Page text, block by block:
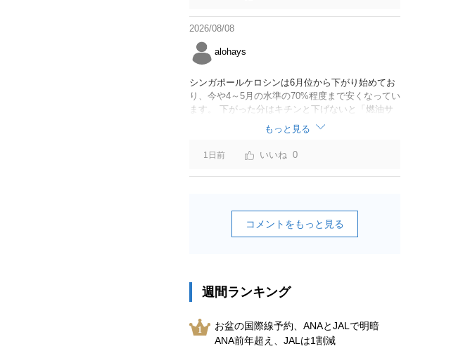
すいと思いました。
2026/08/08
alohays
シンガポールケロシンは6月位から下がり始めてお
り、今や4～5月の水準の70%程度まで安くなってい
ます。 下がった分はキチンと下げないと「燃油サ
ーチャージ＝利益」と判断されますよ。
もっと見る
1日前 0
コメントをもっと見る
週間ランキング
お盆の国際線予約、ANAとJALで明暗
ANA前年超え、JALは1割減